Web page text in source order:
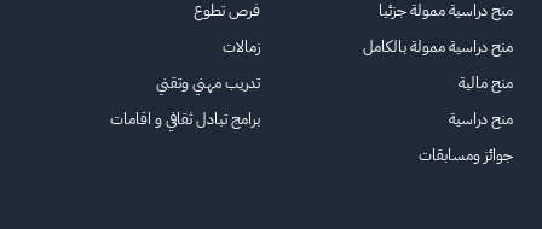
منح دراسية ممولة جزئيا
منح دراسية ممولة بالكامل
منح مالية
منح دراسية
جوائز ومسابقات
فرص تطوع
زمالات
تدريب مهني وتقني
برامج تبادل ثقافي و اقامات